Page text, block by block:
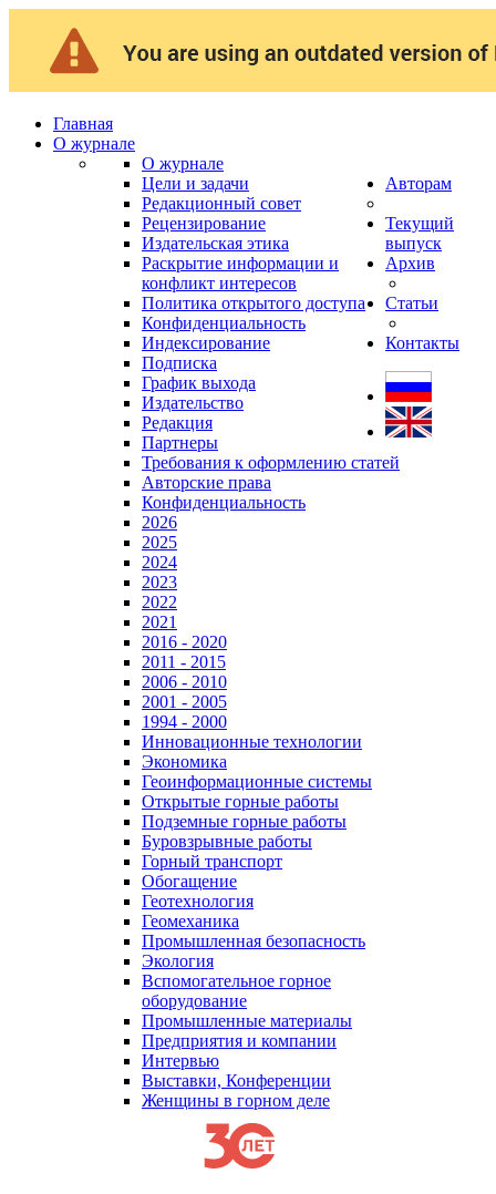
Главная
О журнале
О журнале
Цели и задачи
Редакционный совет
Рецензирование
Издательская этика
Раскрытие информации и
конфликт интересов
Политика открытого доступа
Конфиденциальность
Индексирование
Подписка
График выхода
Издательство
Редакция
Партнеры
Авторам
Требования к оформлению статей
Авторские права
Конфиденциальность
Текущий
выпуск
Архив
2026
2025
2024
2023
2022
2021
2016 - 2020
2011 - 2015
2006 - 2010
2001 - 2005
1994 - 2000
Статьи
Инновационные технологии
Экономика
Геоинформационные системы
Открытые горные работы
Подземные горные работы
Буровзрывные работы
Горный транспорт
Обогащение
Геотехнология
Геомеханика
Промышленная безопасность
Экология
Вспомогательное горное
оборудование
Промышленные материалы
Предприятия и компании
Интервью
Выставки, Конференции
Женщины в горном деле
Контакты